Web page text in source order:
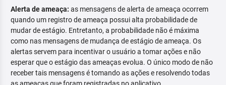
Alerta de ameaça: as mensagens de alerta de ameaça ocorrem
quando um registro de ameaça possui alta probabilidade de
mudar de estágio. Entretanto, a probabilidade não é máxima
como nas mensagens de mudança de estágio de ameaça. Os
alertas servem para incentivar o usuário a tomar ações e não
esperar que o estágio das ameaças evolua. O único modo de não
receber tais mensagens é tomando as ações e resolvendo todas